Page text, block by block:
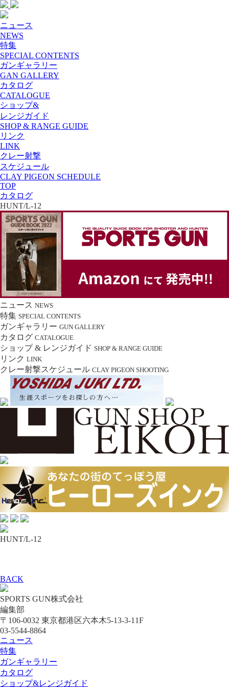
ニュース
NEWS
特集
SPECIAL CONTENTS
ガンギャラリー
GAN GALLERY
カタログ
CATALOGUE
ショップ&
レンジガイド
SHOP & RANGE GUIDE
リンク
LINK
クレー射撃
スケジュール
CLAY PIGEON SCHEDULE
TOP
カタログ
HUNT/L-12
ニュース NEWS
特集 SPECIAL CONTENTS
ガンギャラリー GUN GALLERY
カタログ CATALOGUE
ショップ & レンジガイド SHOP & RANGE GUIDE
リンク LINK
クレー射撃スケジュール CLAY PIGEON SHOOTING
HUNT/L-12
BACK
SPORTS GUN株式会社
編集部
〒106-0032 東京都港区六本木5-13-3-11F
03-5544-8864
ニュース
特集
ガンギャラリー
カタログ
ショップ&レンジガイド